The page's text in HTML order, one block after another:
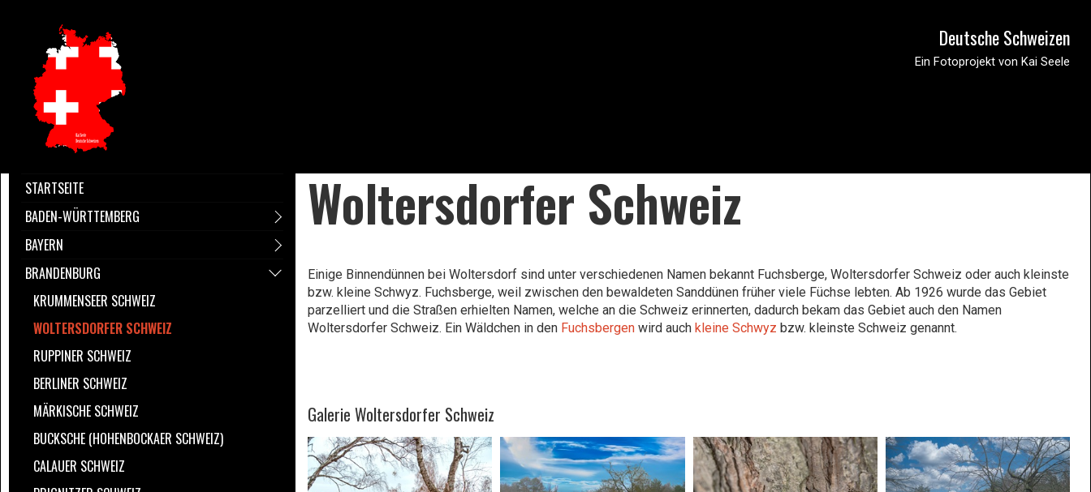
Deutsche Schweizen
Ein Fotoprojekt von Kai Seele
STARTSEITE
BADEN-WÜRTTEMBERG
BAYERN
BRANDENBURG
KRUMMENSEER SCHWEIZ
WOLTERSDORFER SCHWEIZ
RUPPINER SCHWEIZ
BERLINER SCHWEIZ
MÄRKISCHE SCHWEIZ
BUCKSCHE (HOHENBOCKAER SCHWEIZ)
CALAUER SCHWEIZ
Woltersdorfer Schweiz
Einige Binnendünnen bei Woltersdorf sind unter verschiedenen Namen bekannt Fuchsberge, Woltersdorfer Schweiz oder auch kleinste
bzw. kleine Schwyz. Fuchsberge, weil zwischen den bewaldeten Sanddünen früher viele Füchse lebten. Ab 1926 wurde das Gebiet
parzelliert und die Straßen erhielten Namen, welche an die Schweiz erinnerten, dadurch bekam das Gebiet auch den Namen
Woltersdorfer Schweiz. Ein Wäldchen in den Fuchsbergen wird auch kleine Schwyz bzw. kleinste Schweiz genannt.
Galerie Woltersdorfer Schweiz